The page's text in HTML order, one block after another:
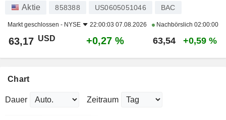
Aktie 858388 US0605051046 BAC
Markt geschlossen - NYSE 22:00:03 07.08.2026 Nachbörslich 02:00:00
63,17 USD +0,27 % 63,54 +0,59 %
Chart
Dauer Zeitraum